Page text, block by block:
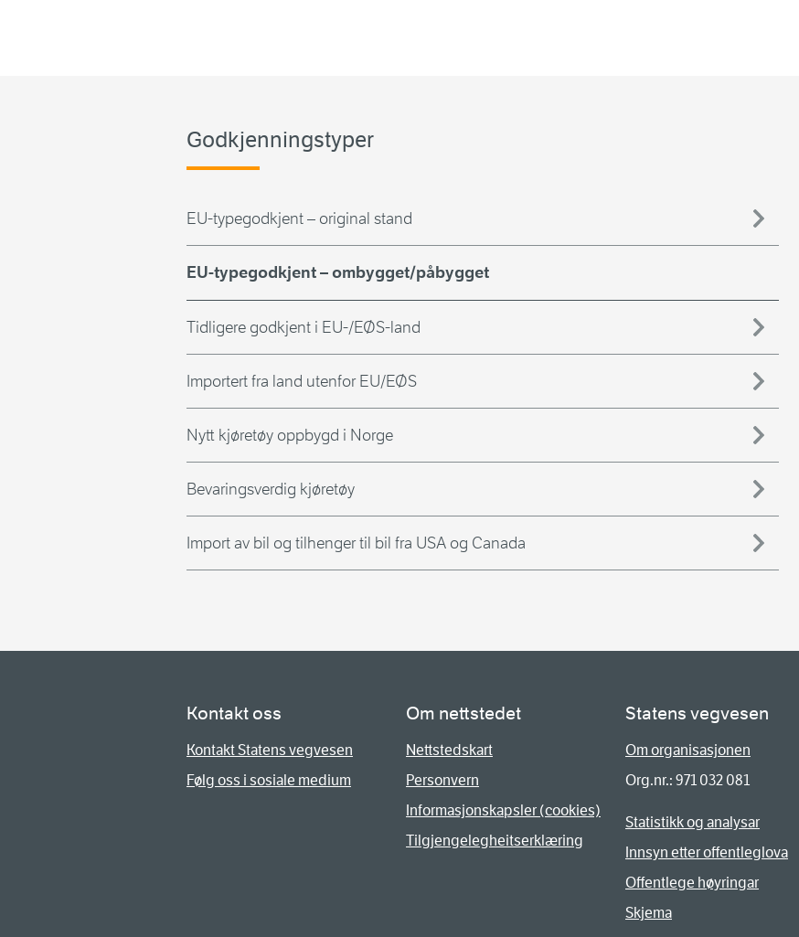
Godkjenningstyper
EU-typegodkjent – original stand
EU-typegodkjent – ombygget/påbygget
Tidligere godkjent i EU-/EØS-land
Importert fra land utenfor EU/EØS
Nytt kjøretøy oppbygd i Norge
Bevaringsverdig kjøretøy
Import av bil og tilhenger til bil fra USA og Canada
Kontakt oss
Kontakt Statens vegvesen
Følg oss i sosiale medium
Om nettstedet
Nettstedskart
Personvern
Informasjonskapsler (cookies)
Tilgjengelegheitserklæring
Statens vegvesen
Om organisasjonen
Org.nr.: 971 032 081
Statistikk og analysar
Innsyn etter offentleglova
Offentlege høyringar
Skjema